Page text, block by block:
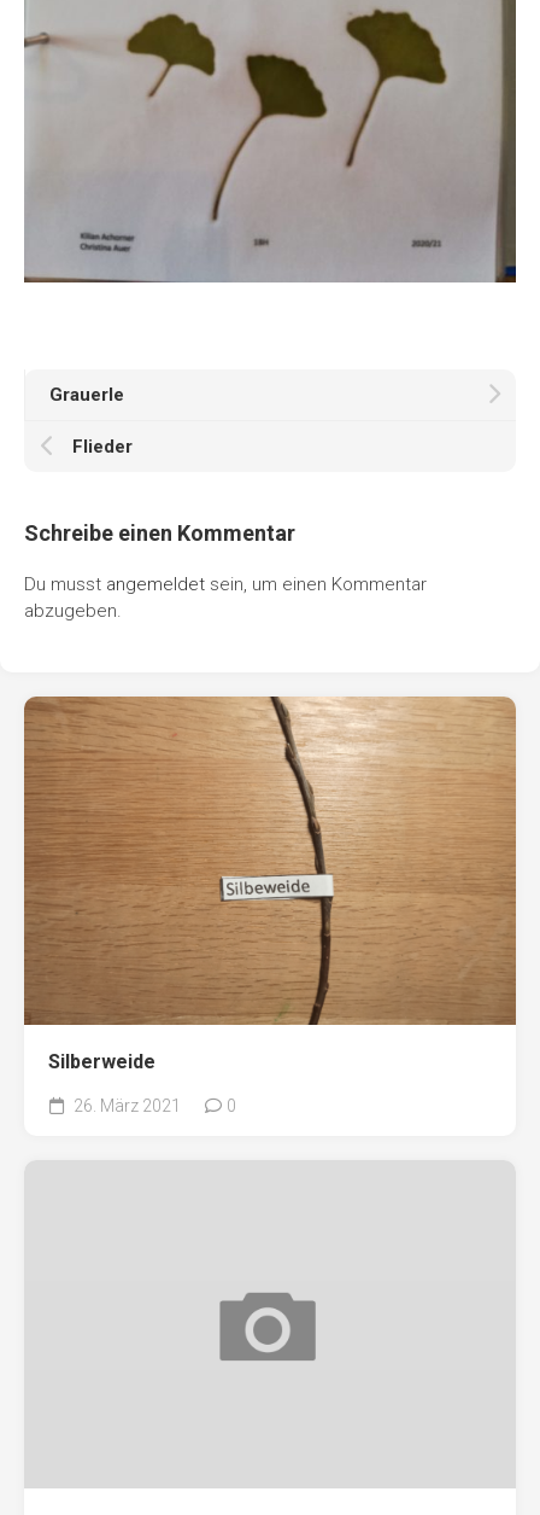
Grauerle
Flieder
Schreibe einen Kommentar
Du musst angemeldet sein, um einen Kommentar
abzugeben.
Silberweide
26. März 2021 0